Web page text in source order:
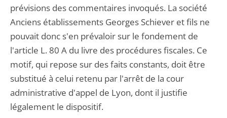
prévisions des commentaires invoqués. La société
Anciens établissements Georges Schiever et fils ne
pouvait donc s'en prévaloir sur le fondement de
l'article L. 80 A du livre des procédures fiscales. Ce
motif, qui repose sur des faits constants, doit être
substitué à celui retenu par l'arrêt de la cour
administrative d'appel de Lyon, dont il justifie
légalement le dispositif.